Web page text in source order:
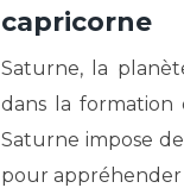
capricorne
Saturne, la
dans la formation
Saturne impose
pour appréhender